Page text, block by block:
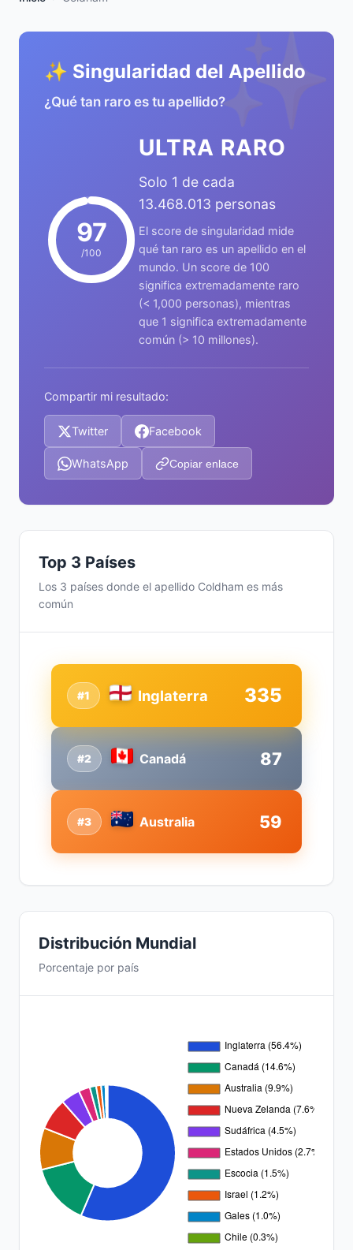
✨
✨ Singularidad del Apellido
¿Qué tan raro es tu apellido?
97
/100
ULTRA RARO
Solo 1 de cada
13.468.013 personas
El score de singularidad mide
qué tan raro es un apellido en el
mundo. Un score de 100
significa extremadamente raro
(< 1,000 personas), mientras
que 1 significa extremadamente
común (> 10 millones).
Compartir mi resultado:
Twitter Facebook
WhatsApp Copiar enlace
Top 3 Países
Los 3 países donde el apellido Coldham es más
común
#2 Canadá 87
#1 Inglaterra 335
#3 Australia 59
Distribución Mundial
Porcentaje por país